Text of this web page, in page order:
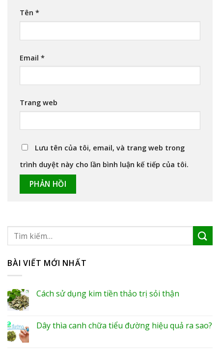
Tên *
Email *
Trang web
Lưu tên của tôi, email, và trang web trong
trình duyệt này cho lần bình luận kế tiếp của tôi.
BÀI VIẾT MỚI NHẤT
Cách sử dụng kim tiền thảo trị sỏi thận
Dây thìa canh chữa tiểu đường hiệu quả ra sao?